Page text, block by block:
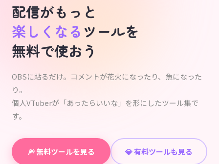
配信がもっと
楽しくなる ツールを
無料で使おう
OBSに貼るだけ。コメントが花火になったり、魚になった
り。
個人VTuberが「あったらいいな」を形にしたツール集で
す。
🎆 無料ツールを見る 💎 有料ツールも見る